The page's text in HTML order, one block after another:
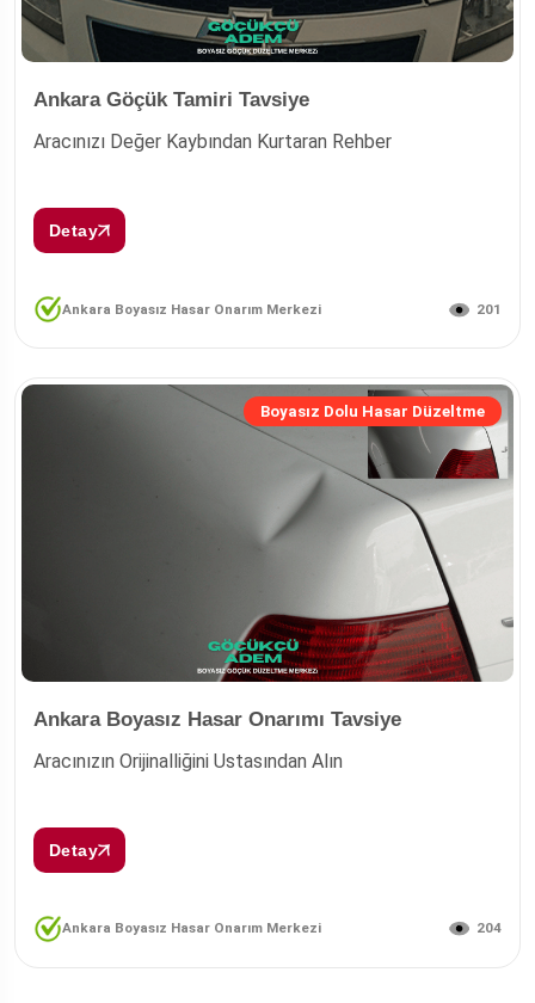
Ankara Göçük Tamiri Tavsiye
Aracınızı Değer Kaybından Kurtaran Rehber
Detay
Ankara Boyasız Hasar Onarım Merkezi 201
Boyasız Dolu Hasar Düzeltme
Ankara Boyasız Hasar Onarımı Tavsiye
Aracınızın Orijinalliğini Ustasından Alın
Detay
Ankara Boyasız Hasar Onarım Merkezi 204